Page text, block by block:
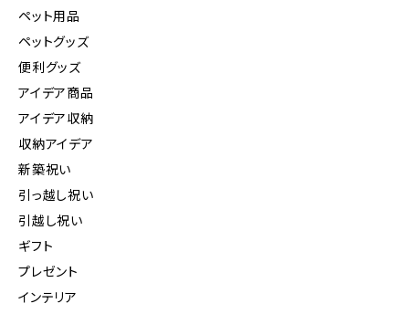
ペット用品
ペットグッズ
便利グッズ
アイデア商品
アイデア収納
収納アイデア
新築祝い
引っ越し祝い
引越し祝い
ギフト
プレゼント
インテリア